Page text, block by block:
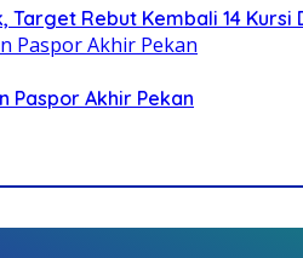
Rebut Kembali 14 Kursi
Paspor Akhir Pekan